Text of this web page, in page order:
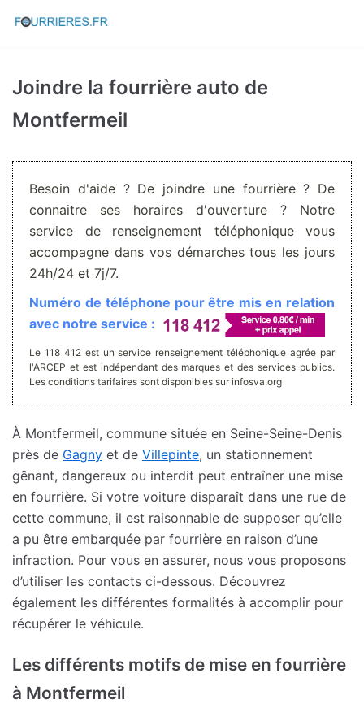
Aller
Joindre la fourrière auto de
Montfermeil
Besoin d'aide ? De joindre une fourrière ? De
connaitre ses horaires d'ouverture ? Notre
service de renseignement téléphonique vous
accompagne dans vos démarches tous les jours
24h/24 et 7j/7.
Numéro de téléphone pour être mis en relation
avec notre service :
Le 118 412 est un service renseignement téléphonique agrée par
l'ARCEP et est indépendant des marques et des services publics.
Les conditions tarifaires sont disponibles sur infosva.org
À Montfermeil, commune située en Seine-Seine-Denis
près de Gagny et de Villepinte, un stationnement
gênant, dangereux ou interdit peut entraîner une mise
en fourrière. Si votre voiture disparaît dans une rue de
cette commune, il est raisonnable de supposer qu’elle
a pu être embarquée par fourrière en raison d’une
infraction. Pour vous en assurer, nous vous proposons
d’utiliser les contacts ci-dessous. Découvrez
également les différentes formalités à accomplir pour
récupérer le véhicule.
Les différents motifs de mise en fourrière
à Montfermeil